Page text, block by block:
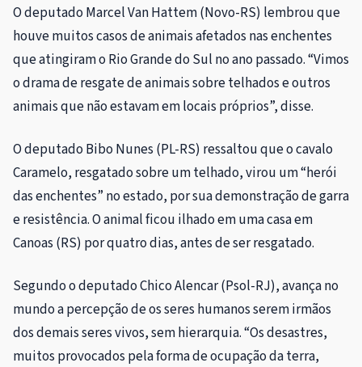
O deputado Marcel Van Hattem (Novo-RS) lembrou que
houve muitos casos de animais afetados nas enchentes
que atingiram o Rio Grande do Sul no ano passado. “Vimos
o drama de resgate de animais sobre telhados e outros
animais que não estavam em locais próprios”, disse.
O deputado Bibo Nunes (PL-RS) ressaltou que o cavalo
Caramelo, resgatado sobre um telhado, virou um “herói
das enchentes” no estado, por sua demonstração de garra
e resistência. O animal ficou ilhado em uma casa em
Canoas (RS) por quatro dias, antes de ser resgatado.
Segundo o deputado Chico Alencar (Psol-RJ), avança no
mundo a percepção de os seres humanos serem irmãos
dos demais seres vivos, sem hierarquia. “Os desastres,
muitos provocados pela forma de ocupação da terra,